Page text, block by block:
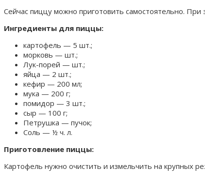
Сейчас пиццу можно приготовить самостоятельно. При
Ингредиенты для пиццы:
картофель — 5 шт.;
морковь — шт.;
Лук-порей — шт.;
яйца — 2 шт.;
кефир — 200 мл;
мука — 200 г;
помидор — 3 шт.;
сыр — 100 г;
Петрушка — пучок;
Соль — ½ ч. л.
Приготовление пиццы:
Картофель нужно очистить и измельчить на крупных